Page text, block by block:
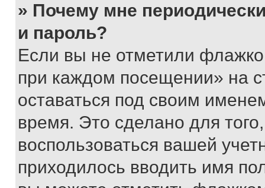
» Почему мне
и пароль?
Если вы не отметили
при каждом посещении» на
оставаться под своим
время. Это сделано для
воспользоваться вашей
приходилось вводить имя